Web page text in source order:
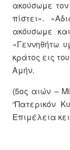
ακούσωμε
πίστει».
ακόυσωμε
«Γεννηθήτω
κράτος εις
Αμήν.
(5ος αιών –
“Πατερικόν
Επιμέλεια